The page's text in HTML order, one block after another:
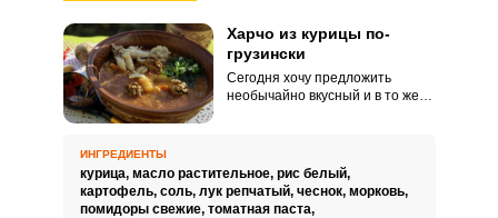
Харчо из курицы по-
грузински
Сегодня хочу предложить
необычайно вкусный и в то же
получается с интересным
сбалансированным вкусовым
сочетанием.
ИНГРЕДИЕНТЫ
курица, масло растительное, рис белый,
картофель, соль, лук репчатый, чеснок, морковь,
помидоры свежие, томатная паста,